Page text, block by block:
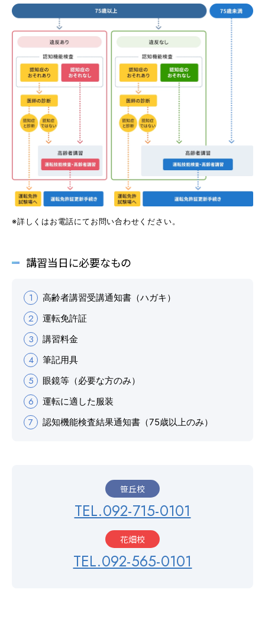
よくあるご質問
教習中の方
笹丘校の方
花畑校の方
笹丘校バスコース
花畑校バスコース
スクールバスについて
会社概要
お問い合わせ
プライバシーポリシー
お知らせ NEW!
お盆期間中も営業しております
お知らせ NEW!
※詳しくはお電話にてお問い合わせください。
講習当日に必要なもの
高齢者講習受講通知書（ハガキ）
運転免許証
講習料金
筆記用具
眼鏡等（必要な方のみ）
運転に適した服装
認知機能検査結果通知書（75歳以上のみ）
笹丘校
TEL.092-715-0101
花畑校
TEL.092-565-0101